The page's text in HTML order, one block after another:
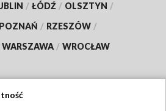
/ ŁÓDŹ / OLSZTYN /
POZNAŃ / RZESZÓW /
WARSZAWA / WROCŁAW